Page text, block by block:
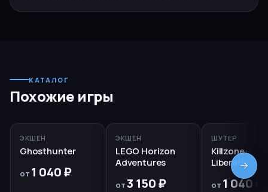
КАТАЛОГ
Похожие игры
ЭКШЕН
Ghosthunter
от 1 040 ₽
ЭКШЕН
LEGO Horizon
Adventures
от3 150 ₽
ШУТЕР
Killzone:
Liberation
от 1 040 ₽